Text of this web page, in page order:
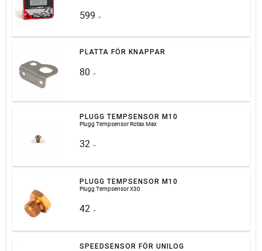
599 :-
PLATTA FÖR KNAPPAR
80 :-
PLUGG TEMPSENSOR M10
Plugg Tempsensor Rotax Max
32 :-
PLUGG TEMPSENSOR M10
Plugg Tempsensor X30
42 :-
SPEEDSENSOR FÖR UNILOG